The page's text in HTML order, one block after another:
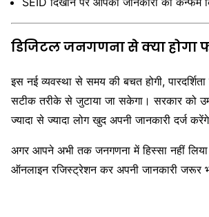
डिजिटल जनगणना से क्या होगा
इस नई व्यवस्था से समय की बचत होगी,
सटीक तरीके से जुटाया जा सकेगा। सरकार को
ज्यादा से ज्यादा लोग खुद अपनी जानकारी दर्ज
अगर आपने अभी तक जनगणना में हिस्सा नहीं
ऑनलाइन रजिस्ट्रेशन कर अपनी जानकारी जरूर